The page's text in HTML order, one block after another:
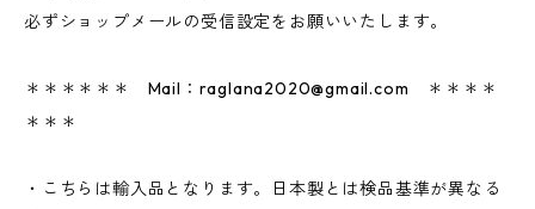
必ずショップメールの受信設定をお願いいたします。
＊＊＊＊＊＊ Mail： raglana2020@gmail.com ＊＊＊＊
＊＊＊
・こちらは輸入品となります。日本製とは検品基準が異なる